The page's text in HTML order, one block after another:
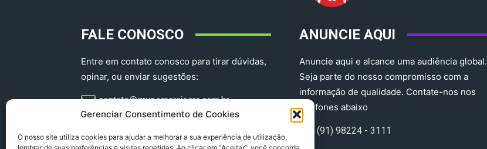
Gerenciar Consentimento de Cookies
O nosso site utiliza cookies para ajudar a melhorar a sua experiência de utilização,
FALE CONOSCO
Entre em contato conosco para tirar dúvidas,
opinar, ou enviar sugestões:
contato@grupomarajoara.com.br
ANUNCIE AQUI
Anuncie aqui e alcance uma audiência global.
Seja parte do nosso compromisso com a
informação de qualidade. Contate-nos nos
telefones abaixo
(91) 98224 - 3111